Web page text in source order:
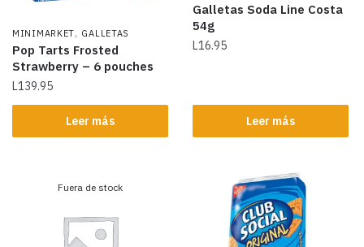
MINIMARKET, GALLETAS
Pop Tarts Frosted
Strawberry – 6 pouches
L139.95
Leer más
Galletas Soda Line Costa
54g
L16.95
Leer más
Fuera de stock